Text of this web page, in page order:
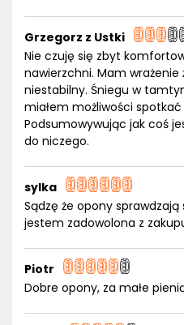
Grzegorz z Ustki
Nie czuję się zbyt
nawierzchni. Mam
niestabilny. Śniegu w
miałem możliwości
Podsumowywując jak coś
do niczego.
sylka
Sądzę że opony
jestem zadowolona z
Piotr
Dobre opony, za małe